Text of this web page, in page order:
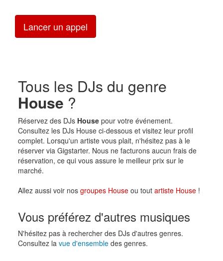
Lancer un appel
Tous les DJs du genre
House ?
Réservez des DJs Housepour votre événement.
Consultez les DJs House ci-dessous et visitez leur profil
complet. Lorsqu'un artiste vous plait, n'hésitez pas à le
réserver via Gigstarter. Nous ne facturons aucun frais de
réservation, ce qui vous assure le meilleur prix sur le
marché.
Allez aussi voir nos groupes Houseou tout artiste House!
Vous préférez d'autres musiques
N'hésitez pas à rechercher des DJs d'autres genres.
Consultez la vue d'ensembledes genres.